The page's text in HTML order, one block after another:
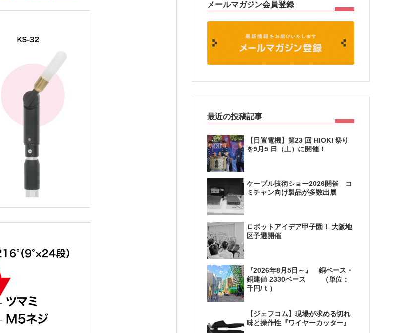
メールマガジン会員登録
最近の投稿記事
【日置電機】第23 回 HIOKI 祭り
を9月5 日（土）に開催！
ケーブル技術ショー2026開催 コ
ミチャン向け製品が多数出展
ロボットアイデア甲子園！ 大阪地
区予選開催
『2026年8月5日～』 銅ベース・
銅建値 2330ベース （単位：
千円/ｔ）
【ジェフコム】現場が求める切れ
味と操作性『ワイヤーカッター』